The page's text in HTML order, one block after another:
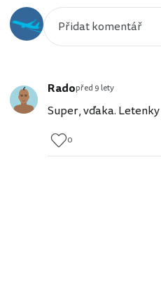
Radopřed 9 lety
Super, vďaka.
0